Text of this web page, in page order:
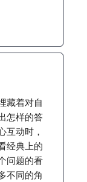
藏着对自
怎样的答
互动时，
经典上的
问题的看
不同的角